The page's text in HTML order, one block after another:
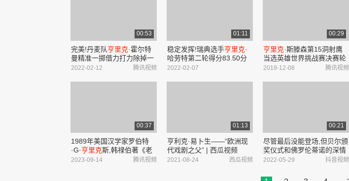
00:53
完美!丹麦队亨里克·霍尔特
曼精准一掷借力打力除掉一
颗黄壶
腾讯视频
2022-02-12
01:11
稳定发挥!瑞典选手亨里克·
哈劳特第二轮得分83.50分
2022-02-07
00:29
亨里克·斯滕森第15洞射鹰
当选英雄世界挑战赛决赛轮
最佳球
腾讯视频
2019-12-08
00:37
1989年美国汉学家罗伯特
·G·亨里克斯,韩禄伯著《老
子道德经》出版
腾讯视频
2023-09-14
01:13
亨利克·易卜生——“欧洲现
代戏剧之父” | 西瓜视频
西瓜视频
2021-08-24
00:21
尽管最后没能登场,但贝尔颁
奖仪式和佛罗伦蒂诺的深情
拥抱,也宣告了他和皇马的恩
冠 - 抖音
抖音视频
2022-05-29